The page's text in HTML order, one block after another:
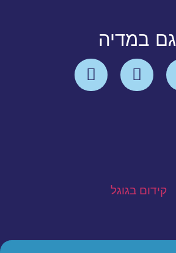
גם במדיה
קידום בגוגל